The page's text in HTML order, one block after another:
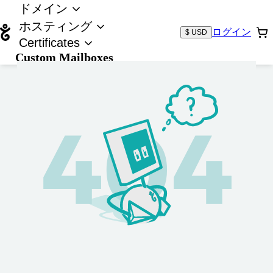
ドメイン
ホスティング
Certificates
Custom Mailboxes
$ USD ログイン